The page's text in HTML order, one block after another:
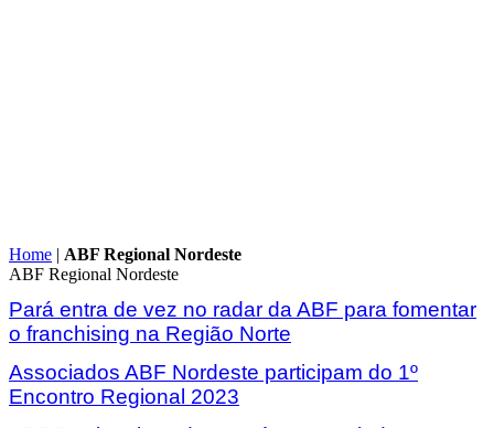
Home | ABF Regional Nordeste
ABF Regional Nordeste
Pará entra de vez no radar da ABF para fomentar
o franchising na Região Norte
Associados ABF Nordeste participam do 1º
Encontro Regional 2023